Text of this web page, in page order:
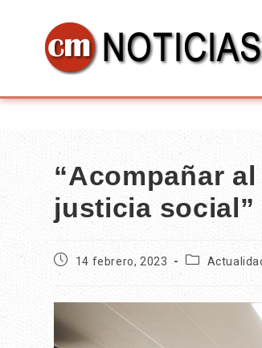
“Acompañar
justicia social”
14 febrero, 2023